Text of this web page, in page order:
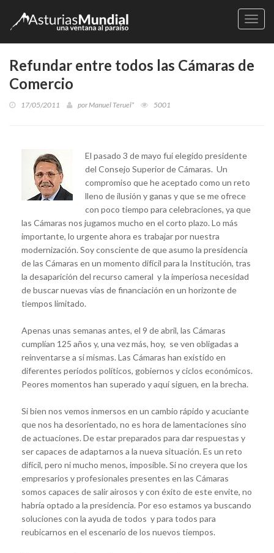
Refundar entre todos las Cámaras de
Comercio
17/05/2011 porManuel Teruel* 5001
El pasado 3 de mayo fui elegido presidente
del Consejo Superior de Cámaras. Un
compromiso que he aceptado como un reto
lleno de ilusión y ganas y que se me ofrece
con poco tiempo para celebraciones, ya que
las Cámaras nos jugamos mucho en el corto plazo. Lo más
importante, lo urgente ahora es trabajar por nuestra
modernización. Soy consciente de que asumo la presidencia
de las Cámaras en un momento difícil para la Institución, tras
la desaparición del recurso cameral y la imperiosa necesidad
de buscar nuevas vías de financiación en un horizonte de
tiempos limitado.
Apenas unas semanas antes, el 9 de abril, las Cámaras
cumplían 125 años y, una vez más, hoy, se ven obligadas a
reinventarse a si mismas. Las Cámaras han existido en
diferentes períodos políticos, gobiernos y ciclos económicos.
Peores momentos han superado y aquí siguen, en la brecha.
Si bien nos vemos inmersos en un cambio rápido y acuciante
que nos ha desorientado, no es hora de lamentaciones sino
de actuaciones. De estar preparados para dar respuestas y
ser capaces de adaptarnos a la nueva situación. Es un reto
difícil, pero ni mucho menos, imposible. Si no creyera que los
empresarios y profesionales presentes en las Cámaras
somos capaces de salir airosos y con éxito de este envite, no
habría optado a la presidencia. Por eso estamos ya buscando
soluciones con la ayuda de todos y para todos para
reubicarnos en el escenario de los nuevos tiempos.